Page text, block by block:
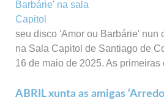
seu disco 'Amor ou Barbárie' nun
na Sala Capitol de Santiago de
16 de maio de 2025. As primeiras
ABRIL xunta as amigas